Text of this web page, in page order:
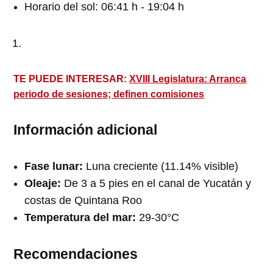
Horario del sol: 06:41 h - 19:04 h
TE PUEDE INTERESAR:XVIII Legislatura: Arranca
periodo de sesiones; definen comisiones
Información adicional
Fase lunar: Luna creciente (11.14% visible)
Oleaje: De 3 a 5 pies en el canal de Yucatán y
costas de Quintana Roo
Temperatura del mar: 29-30°C
Recomendaciones